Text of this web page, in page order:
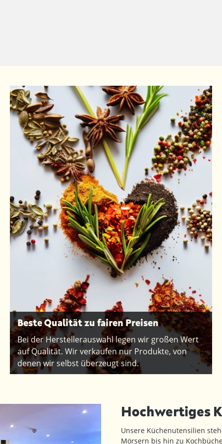
Beste Qualität zu fairen Preisen
Bei der Herstellerauswahl legen wir großen Wert
auf Qualität. Wir verkaufen nur Produkte, von
denen wir selbst überzeugt sind.
Hochwertiges
Unsere Küchenutensilien
Mörsern bis hin zu